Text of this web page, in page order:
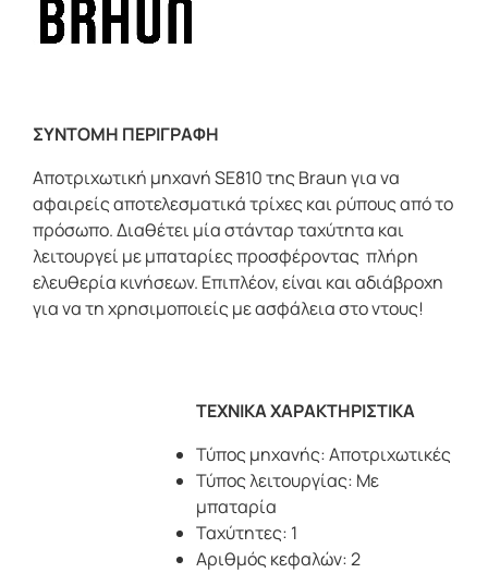
ΣΥΝΤΟΜΗ ΠΕΡΙΓΡΑΦΗ
Αποτριχωτική μηχανή SE810 της Braun για να
αφαιρείς αποτελεσματικά τρίχες και ρύπους από το
πρόσωπο. Διαθέτει μία στάνταρ ταχύτητα και
λειτουργεί με μπαταρίες προσφέροντας πλήρη
ελευθερία κινήσεων. Επιπλέον, είναι και αδιάβροχη
για να τη χρησιμοποιείς με ασφάλεια στο ντους!
ΤΕΧΝΙΚΑ ΧΑΡΑΚΤΗΡΙΣΤΙΚΑ
Τύπος μηχανής: Αποτριχωτικές
Τύπος λειτουργίας: Με
μπαταρία
Ταχύτητες: 1
Αριθμός κεφαλών: 2